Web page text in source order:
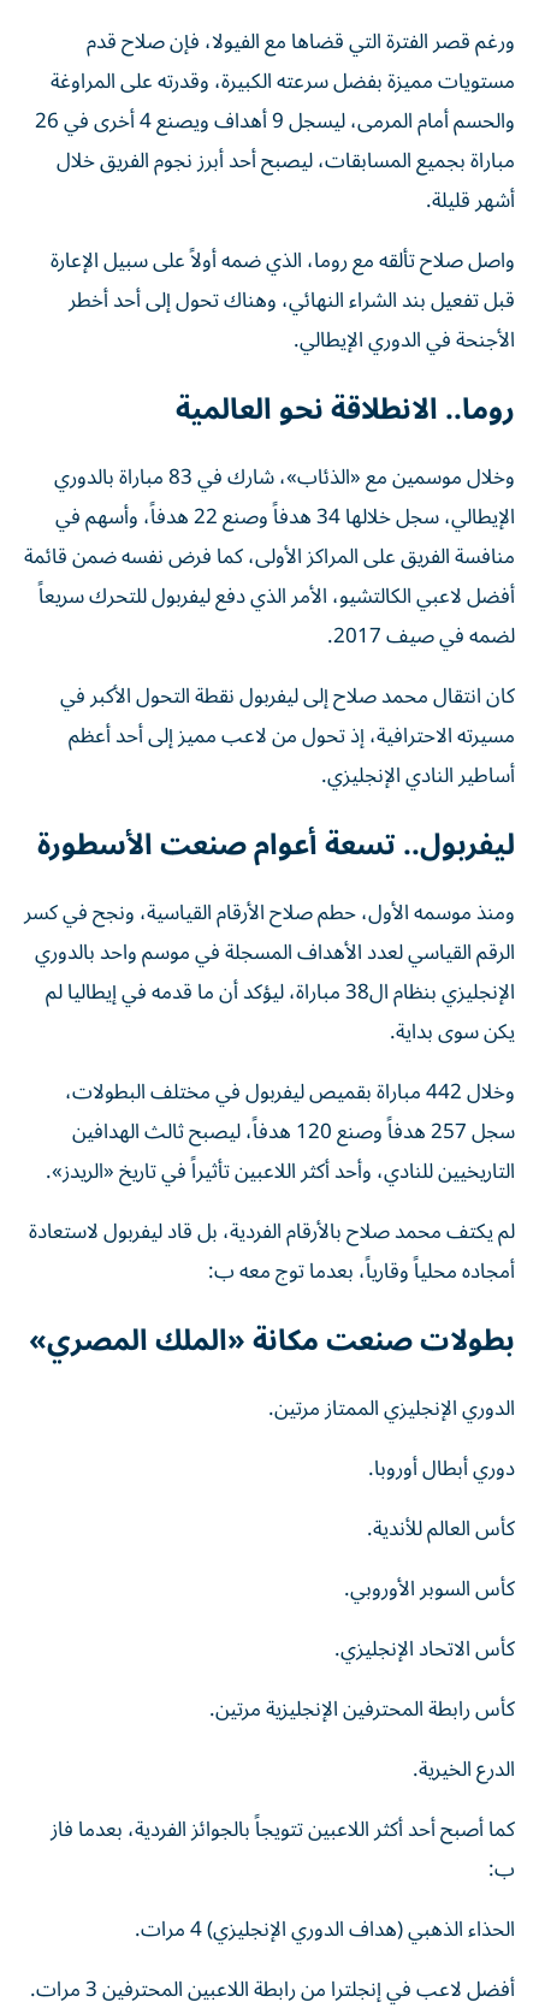
ورغم قصر الفترة التي قضاها مع الفيولا، فإن صلاح قدم
مستويات مميزة بفضل سرعته الكبيرة، وقدرته على المراوغة
والحسم أمام المرمى، ليسجل 9 أهداف ويصنع 4 أخرى في 26
مباراة بجميع المسابقات، ليصبح أحد أبرز نجوم الفريق خلال
أشهر قليلة.
واصل صلاح تألقه مع روما، الذي ضمه أولاً على سبيل الإعارة
قبل تفعيل بند الشراء النهائي، وهناك تحول إلى أحد أخطر
الأجنحة في الدوري الإيطالي.
روما.. الانطلاقة نحو العالمية
وخلال موسمين مع «الذئاب»، شارك في 83 مباراة بالدوري
الإيطالي، سجل خلالها 34 هدفاً وصنع 22 هدفاً، وأسهم في
منافسة الفريق على المراكز الأولى، كما فرض نفسه ضمن قائمة
أفضل لاعبي الكالتشيو، الأمر الذي دفع ليفربول للتحرك سريعاً
لضمه في صيف 2017.
كان انتقال محمد صلاح إلى ليفربول نقطة التحول الأكبر في
مسيرته الاحترافية، إذ تحول من لاعب مميز إلى أحد أعظم
أساطير النادي الإنجليزي.
ليفربول.. تسعة أعوام صنعت الأسطورة
ومنذ موسمه الأول، حطم صلاح الأرقام القياسية، ونجح في كسر
الرقم القياسي لعدد الأهداف المسجلة في موسم واحد بالدوري
الإنجليزي بنظام ال38 مباراة، ليؤكد أن ما قدمه في إيطاليا لم
يكن سوى بداية.
وخلال 442 مباراة بقميص ليفربول في مختلف البطولات،
سجل 257 هدفاً وصنع 120 هدفاً، ليصبح ثالث الهدافين
التاريخيين للنادي، وأحد أكثر اللاعبين تأثيراً في تاريخ «الريدز».
لم يكتف محمد صلاح بالأرقام الفردية، بل قاد ليفربول لاستعادة
أمجاده محلياً وقارياً، بعدما توج معه ب:
بطولات صنعت مكانة «الملك المصري»
الدوري الإنجليزي الممتاز مرتين.
دوري أبطال أوروبا.
كأس العالم للأندية.
كأس السوبر الأوروبي.
كأس الاتحاد الإنجليزي.
كأس رابطة المحترفين الإنجليزية مرتين.
الدرع الخيرية.
كما أصبح أحد أكثر اللاعبين تتويجاً بالجوائز الفردية، بعدما فاز
ب:
الحذاء الذهبي (هداف الدوري الإنجليزي) 4 مرات.
أفضل لاعب في إنجلترا من رابطة اللاعبين المحترفين 3 مرات.